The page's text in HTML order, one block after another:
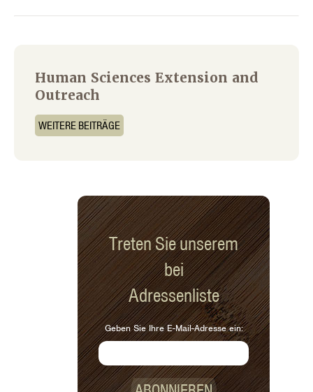
Human Sciences Extension and
Outreach
WEITERE BEITRÄGE
Treten Sie unserem
bei
Adressenliste
Geben Sie Ihre E-Mail-Adresse ein: